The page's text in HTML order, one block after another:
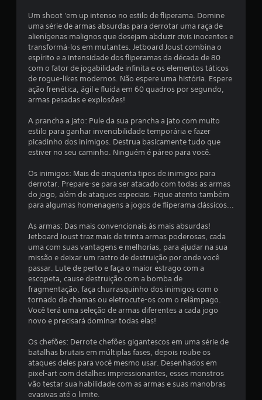
l
d
e
3
c
l
a
s
s
i
f
c
a
ç
õ
e
Um shoot 'em up intenso no estilo de fliperama. Domine
uma série de armas absurdas para derrotar uma raça de
alienígenas malignos que desejam abduzir civis inocentes e
transformá-los em mutantes. Jetboard Joust combina o
espírito e a intensidade dos fliperamas da década de 80
com o fator de jogabilidade infinita e os elementos táticos
de rogue-likes modernos. Não espere uma história. Espere
ação frenética, ágil e fluida em 60 quadros por segundo,
armas pesadas e explosões!
A prancha a jato: Pule da sua prancha a jato com muito
estilo para ganhar invencibilidade temporária e fazer
picadinho dos inimigos. Destrua basicamente tudo que
estiver no seu caminho. Ninguém é páreo para você.
Os inimigos: Mais de cinquenta tipos de inimigos para
derrotar. Prepare-se para ser atacado com todas as armas
do jogo, além de ataques especiais. Fique atento também
para algumas homenagens a jogos de fliperama clássicos...
As armas: Das mais convencionais às mais absurdas!
Jetboard Joust traz mais de trinta armas poderosas, cada
uma com suas vantagens e melhorias, para ajudar na sua
missão e deixar um rastro de destruição por onde você
passar. Lute de perto e faça o maior estrago com a
escopeta, cause destruição com a bomba de
fragmentação, faça churrasquinho dos inimigos com o
tornado de chamas ou eletrocute-os com o relâmpago.
Você terá uma seleção de armas diferentes a cada jogo
novo e precisará dominar todas elas!
Os chefões: Derrote chefões gigantescos em uma série de
batalhas brutais em múltiplas fases, depois roube os
ataques deles para você mesmo usar. Desenhados em
pixel-art com detalhes impressionantes, esses monstros
vão testar sua habilidade com as armas e suas manobras
evasivas até o limite.